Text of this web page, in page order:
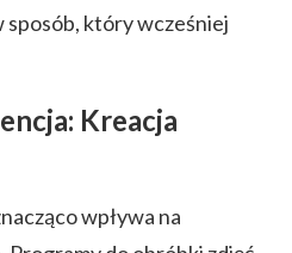
który wcześniej
Kreacja
wpływa na